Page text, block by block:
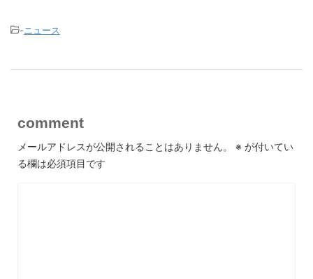
-ニュース
comment
メールアドレスが公開されることはありません。 ※ が付いてい
る欄は必須項目です